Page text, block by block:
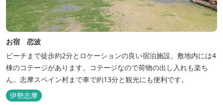
お宿 恋波
ビーチまで徒歩約2分とロケーションの良い宿泊施設。敷地内には4
棟のコテージがあります。コテージなので荷物の出し入れも楽ち
ん。志摩スペイン村まで車で約13分と観光にも便利です。
伊勢志摩